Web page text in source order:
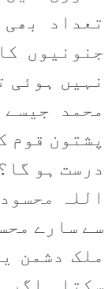
تعداد
جنونیوں
نہیں ہوئی
محمد
پشتون قوم
درست ہو
اللہ
سے سارے
ملک دشمن